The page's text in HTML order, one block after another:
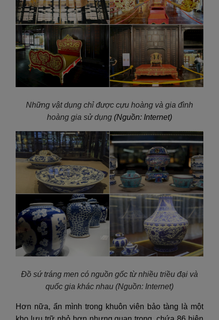
Những vật dụng chỉ được cựu hoàng và gia đình
hoàng gia sử dụng (Nguồn: Internet)
Đồ sứ tráng men có nguồn gốc từ nhiều triều đại và
quốc gia khác nhau (Nguồn: Internet)
Hơn nữa, ẩn mình trong khuôn viên bảo tàng là một